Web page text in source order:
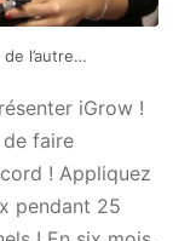
l’autre…
iGrow !
faire
! Appliquez
pendant 25